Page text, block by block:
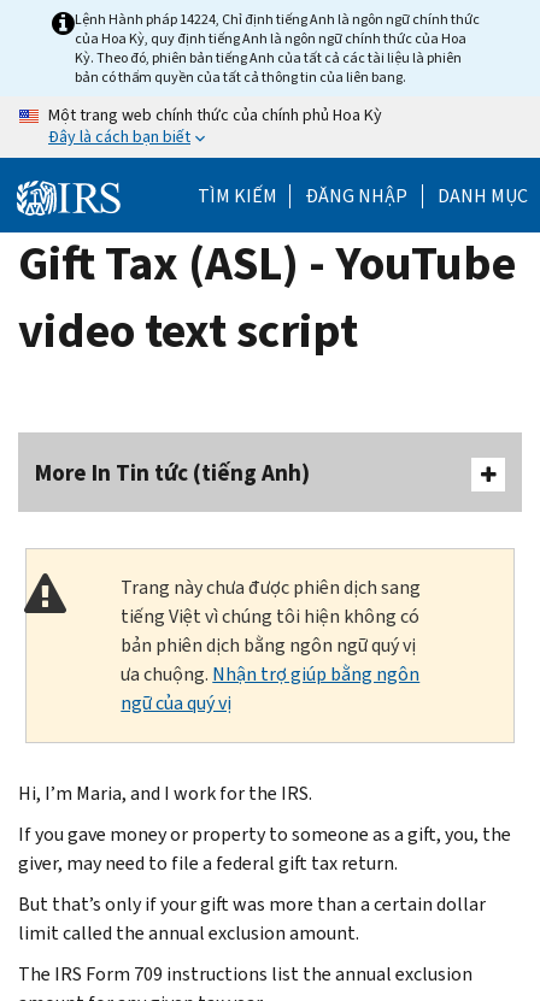
Lệnh Hành pháp 14224, Chỉ định tiếng Anh là ngôn ngữ chính thức
của Hoa Kỳ, quy định tiếng Anh là ngôn ngữ chính thức của Hoa
Kỳ. Theo đó, phiên bản tiếng Anh của tất cả các tài liệu là phiên
bản có thẩm quyền của tất cả thông tin của liên bang.
Một trang web chính thức của chính phủ Hoa Kỳ
Đây là cách bạn biết
TÌM KIẾM ĐĂNG NHẬP DANH MỤC
Gift Tax (ASL) - YouTube
video text script
More In Tin tức (tiếng Anh)
Trang này chưa được phiên dịch sang
tiếng Việt vì chúng tôi hiện không có
bản phiên dịch bằng ngôn ngữ quý vị
ưa chuộng. Nhận trợ giúp bằng ngôn
ngữ của quý vị
Hi, I’m Maria, and I work for the IRS.
If you gave money or property to someone as a gift, you, the
giver, may need to file a federal gift tax return.
But that’s only if your gift was more than a certain dollar
limit called the annual exclusion amount.
The IRS Form 709 instructions list the annual exclusion